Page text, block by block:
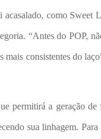
como Sweet
“Antes do POP,
mais consistentes do
permitirá a geração
sua linhagem.